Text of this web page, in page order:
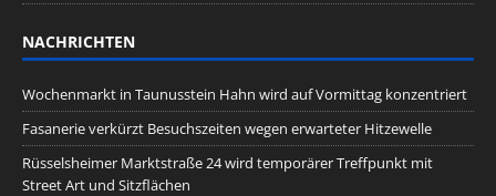
NACHRICHTEN
Wochenmarkt in Taunusstein Hahn wird auf Vormittag konzentriert
Fasanerie verkürzt Besuchszeiten wegen erwarteter Hitzewelle
Rüsselsheimer Marktstraße 24 wird temporärer Treffpunkt mit
Street Art und Sitzflächen